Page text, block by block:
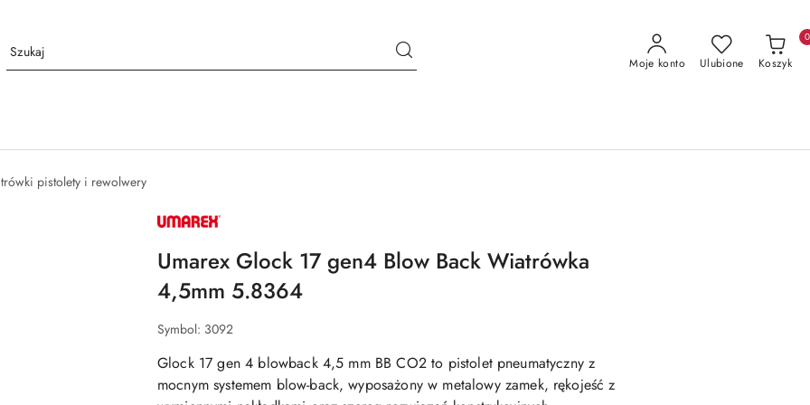
Moje konto Ulubione Koszyk
0
pistolety i rewolwery
NAZWA
PRODUCENTA:
Umarex Glock 17 gen4 Blow Back Wiatrówka
4,5mm 5.8364
Symbol: 3092
Glock 17 gen 4 blowback 4,5 mm BB CO2to pistolet pneumatyczny z
mocnym systemem blow-back, wyposażony w metalowy zamek, rękojeść z